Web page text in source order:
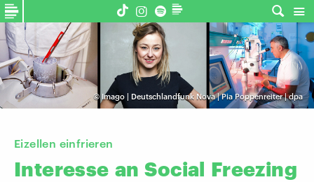
© Imago | Deutschlandfunk Nova | Pia Poppenreiter | dpa
Eizellen einfrieren
Interesse an Social Freezing